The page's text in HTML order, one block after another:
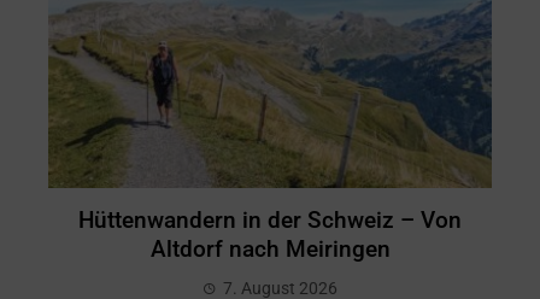
Hüttenwandern in der Schweiz – Von
Altdorf nach Meiringen
7. August 2026